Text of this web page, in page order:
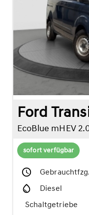
Ford
sofort verfügbar
Gebrauchtfzg.
Diesel
Schaltgetriebe